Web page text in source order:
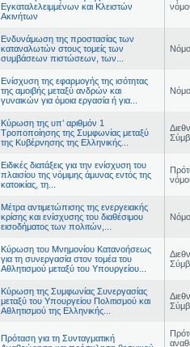
Εγκαταλελειμμένων και Κλειστών
Ακινήτων
Ενδυνάμωση της προστασίας των
καταναλωτών στους τομείς των
συμβάσεων πιστώσεων, των...
Ενίσχυση της εφαρμογής της ισότητας
της αμοιβής μεταξύ ανδρών και
γυναικών για όμοια εργασία ή για...
Κύρωση της υπ’ αριθμόν 1
Τροποποίησης της Συμφωνίας μεταξύ
της Κυβέρνησης της Ελληνικής...
Ειδικές διατάξεις για την ενίσχυση του
πλαισίου της νόμιμης άμυνας εντός της
κατοικίας, τη...
Μέτρα αντιμετώπισης της ενεργειακής
κρίσης και ενίσχυσης του διαθέσιμου
εισοδήματος των πολιτών,...
Κύρωση του Μνημονίου Κατανοήσεως
για τη συνεργασία στον τομέα του
Αθλητισμού μεταξύ του Υπουργείου...
Κύρωση της Συμφωνίας Συνεργασίας
μεταξύ του Υπουργείου Πολιτισμού και
Αθλητισμού της Ελληνικής...
Πρόταση για τη Συνταγματική